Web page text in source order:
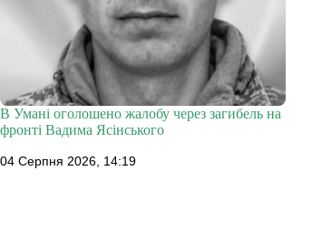
В Умані оголошено жалобу через загибель на
фронті Вадима Ясінського
04 Серпня 2026, 14:19